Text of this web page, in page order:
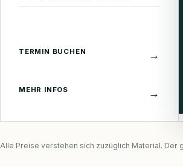
TERMIN BUCHEN →
MEHR INFOS →
Alle Preise verstehen sich zuzüglich Material. Der